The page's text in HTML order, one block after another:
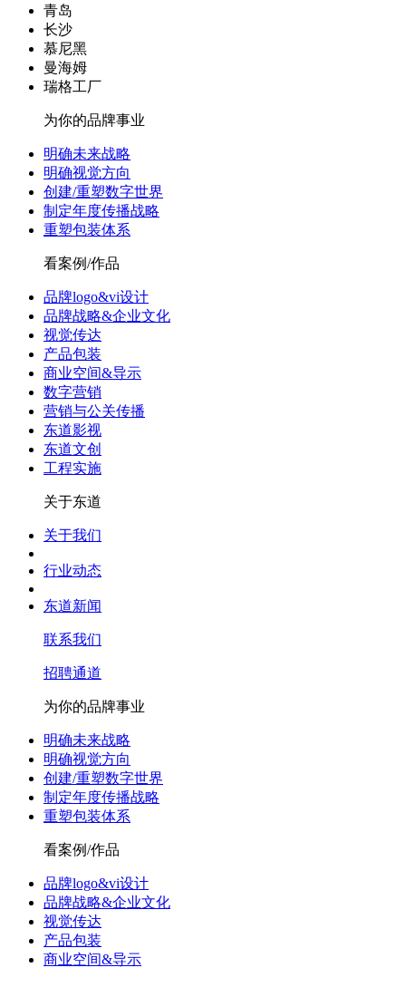
青岛
长沙
慕尼黑
曼海姆
瑞格工厂
为你的品牌事业
明确未来战略
明确视觉方向
创建/重塑数字世界
制定年度传播战略
重塑包装体系
看案例/作品
品牌logo&vi设计
品牌战略&企业文化
视觉传达
产品包装
商业空间&导示
数字营销
营销与公关传播
东道影视
东道文创
工程实施
关于东道
关于我们
行业动态
东道新闻
联系我们
招聘通道
为你的品牌事业
明确未来战略
明确视觉方向
创建/重塑数字世界
制定年度传播战略
重塑包装体系
看案例/作品
品牌logo&vi设计
品牌战略&企业文化
视觉传达
产品包装
商业空间&导示